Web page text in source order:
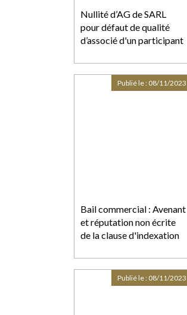
Nullité d’AG de SARL
pour défaut de qualité
d’associé d'un participant
Bail commercial : Avenant
et réputation non écrite
de la clause d'indexation
Publié le : 08/11/2023
Publié le : 08/11/2023